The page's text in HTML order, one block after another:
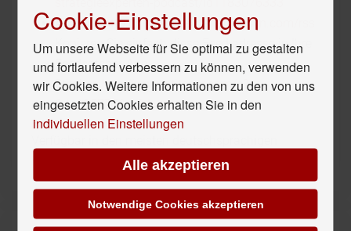
Android:http://strategieexperten.libsyn.com/rss
Kopieren Sie einfach diese Feed adresse in Ihre
Feedcatcher-App
Stitcher: http://www.stitcher.com/s?
fid=125777&refid=stpr
Podcast-Verzeichnissen
Cookie-Einstellungen
Um unsere Webseite für Sie optimal zu gestalten
und fortlaufend verbessern zu können, verwenden
wir Cookies. Weitere Informationen zu den von uns
eingesetzten Cookies erhalten Sie in den
individuellen Einstellungen
Alle akzeptieren
Notwendige Cookies akzeptieren